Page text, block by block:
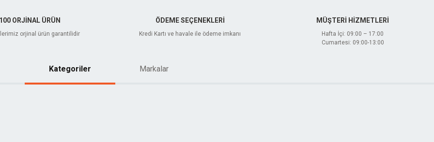
ORJİNAL ÜRÜN
orjinal ürün garantilidir
ÖDEME SEÇENEKLERİ
Kredi Kartı ve havale ile ödeme imkanı
MÜŞTERİ HİZMETLERİ
Hafta İçi: 09:00 – 17:00
Cumartesi: 09:00-13:00
Kategoriler Markalar